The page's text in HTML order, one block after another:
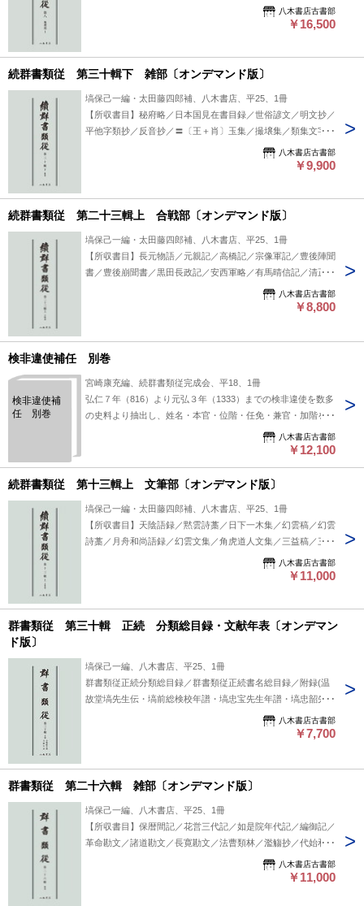
前橋風土記／会津風土記／端郡風土記／磐城風土記 #八木書店
八木書店古書部
￥16,500
続群書類従 第三十輯下 雑部〔オンデマンド版〕
塙保己一編・太田藤四郎補、八木書店、平25、1冊
【所収書目】秘府略／日本国見在書目録／世俗諺文／明文抄／
平他字類抄／反音抄／〓〔王＋肖〕玉集／撮壌集／類集文字抄
／薬経太素／輔仁本草／康頼本草／香字抄 #八木書店出版物/
八木書店古書部
￥9,900
続群書類従 第二十三輯上 合戦部〔オンデマンド版〕
塙保己一編・太田藤四郎補、八木書店、平25、1冊
【所収書目】長元物語／元親記／高橋記／宗像軍記／豊後陣聞
書／豊後崩聞書／黒田長政記／安西軍略／有馬晴信記／清正記
／加藤家伝清正公行状／島津家記 #八木書店出版物/続群書類
八木書店古書部
￥8,800
検非違使補任 別巻
検非違使補
任 別巻
宮崎康充編、続群書類従完成会、平18、1冊
弘仁７年（816）より元弘３年（1333）までの検非違使を数多
の史料より抽出し、姓名・本官・位階・任免・兼官・加階を年
ごとに掲出し、出典を明確にする。 【収録】別巻 １・２巻
の編集過程で調査した検非違使別当と佐の経歴（補遺） #八木
八木書店古書部
￥12,100
続群書類従 第十三輯上 文筆部〔オンデマンド版〕
塙保己一編・太田藤四郎補、八木書店、平25、1冊
【所収書目】天陰語録／黙雲詩藁／日下一木集／幻雲稿／幻雲
詩藁／月舟和尚語録／幻雲文集／角虎道人文集／三益稿／三益
艶詩／松蔭吟藁／冷泉集 #八木書店出版物/続群書類従/翻刻資
八木書店古書部
￥11,000
群書類従 第三十輯 正続 分類総目録・文献年表〔オンデマン
ド版〕
塙保己一編、八木書店、平25、1冊
群書類従正続分類総目録／群書類従正続書名総目録／附録(温
故堂塙先生伝・塙前総検校年譜・塙忠宝先生年譜・塙忠韶先生
年譜・塙忠雄先生年譜・松山集・水母文集)／文献年表 #八木
八木書店古書部
￥7,700
群書類従 第二十六輯 雑部〔オンデマンド版〕
塙保己一編、八木書店、平25、1冊
【所収書目】保暦間記／花営三代記／如是院年代記／編御記／
革命勘文／諸道勘文／長寛勘文／法曹類林／濫觴抄／代始和抄
／日中行事／禁秘抄／禁腋秘抄／名目鈔／世俗浅深秘抄／類聚
八木書店古書部
￥11,000